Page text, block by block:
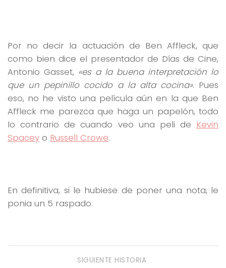
Por no decir la actuación de Ben Affleck, que
como bien dice el presentador de Días de Cine,
Antonio Gasset, «es a la buena interpretación lo
que un pepinillo cocido a la alta cocina». Pues
eso, no he visto una película aún en la que Ben
Affleck me parezca que haga un papelón, todo
lo contrario de cuando veo una peli de Kevin
Spacey o Russell Crowe.
En definitiva, si le hubiese de poner una nota, le
ponia un 5 raspado.
SIGUIENTE HISTORIA